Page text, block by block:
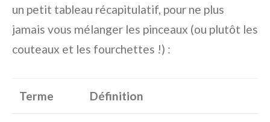
un petit tableau récapitulatif, pour ne plus
jamais vous mélanger les pinceaux (ou plutôt les
couteaux et les fourchettes !) :
Terme Définition